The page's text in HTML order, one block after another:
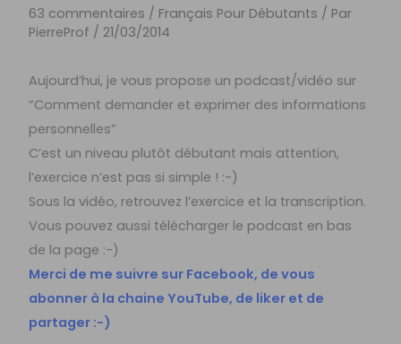
63 commentaires / Français Pour Débutants / Par
PierreProf / 21/03/2014
Aujourd’hui, je vous propose un podcast/vidéo sur
“Comment demander et exprimer des informations
personnelles”
C’est un niveau plutôt débutant mais attention,
l’exercice n’est pas si simple ! :-)
Sous la vidéo, retrouvez l’exercice et la transcription.
Vous pouvez aussi télécharger le podcast en bas
de la page :-)
Merci de me suivre sur Facebook, de vous
abonner à la chaine YouTube, de liker et de
partager :-)